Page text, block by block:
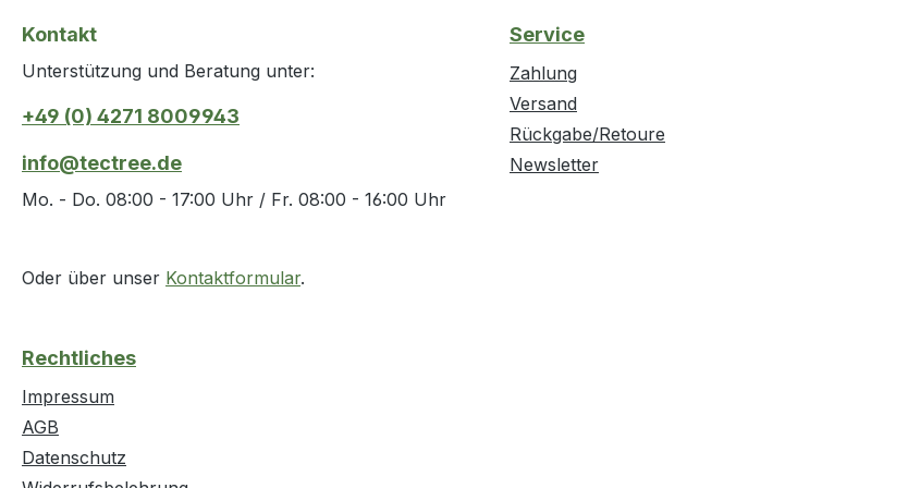
Kontakt
Unterstützung und Beratung unter:
+49 (0) 4271 8009943
info@tectree.de
Mo. - Do. 08:00 - 17:00 Uhr / Fr. 08:00 - 16:00 Uhr
Oder über unser Kontaktformular.
Service
Zahlung
Versand
Rückgabe/Retoure
Newsletter
Rechtliches
Impressum
AGB
Datenschutz